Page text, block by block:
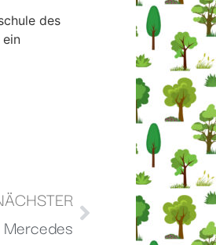
des